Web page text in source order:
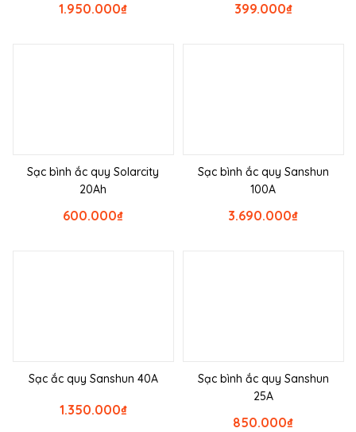
₫
1.950.000 ₫
399.000
Sạc bình ắc quy Solarcity
20Ah
₫
600.000
Sạc bình ắc quy Sanshun
100A
₫
3.690.000
Sạc ắc quy Sanshun 40A
₫
1.350.000
Sạc bình ắc quy Sanshun
25A
₫
850.000